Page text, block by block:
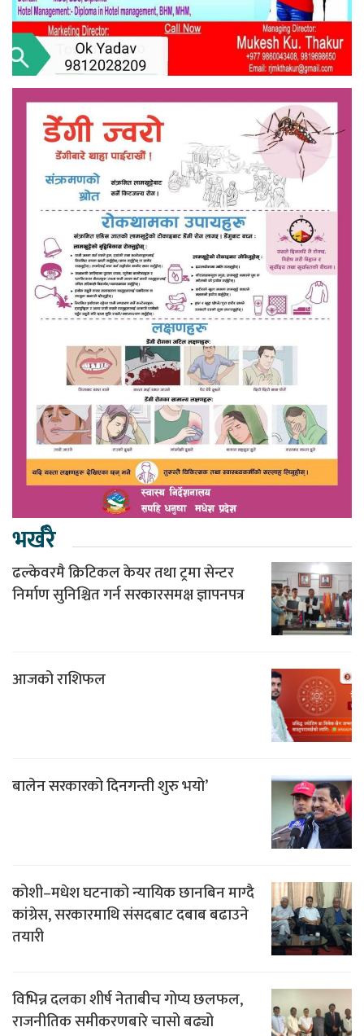
भर्खरै
ढल्केवरमै क्रिटिकल केयर तथा ट्रमा सेन्टर
निर्माण सुनिश्चित गर्न सरकारसमक्ष ज्ञापनपत्र
आजको राशिफल
बालेन सरकारको दिनगन्ती शुरु भयो’
कोशी–मधेश घटनाको न्यायिक छानबिन माग्दै
कांग्रेस, सरकारमाथि संसदबाट दबाब बढाउने
तयारी
विभिन्न दलका शीर्ष नेताबीच गोप्य छलफल,
राजनीतिक समीकरणबारे चासो बढ्यो